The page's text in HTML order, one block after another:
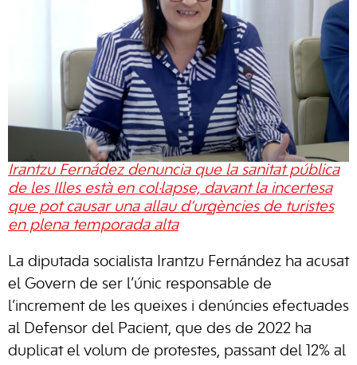
Irantzu Fernádez denuncia que la sanitat pública
de les Illes està en col·lapse, davant la incertesa
que pot causar una allau d’urgències de turistes
en plena temporada alta
La diputada socialista Irantzu Fernández ha acusat
el Govern de ser l’únic responsable de
l’increment de les queixes i denúncies efectuades
al Defensor del Pacient, que des de 2022 ha
duplicat el volum de protestes, passant del 12% al